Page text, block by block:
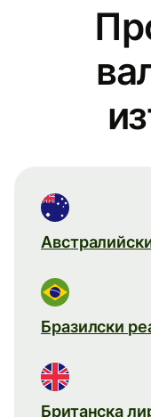
Бразилски
Британска